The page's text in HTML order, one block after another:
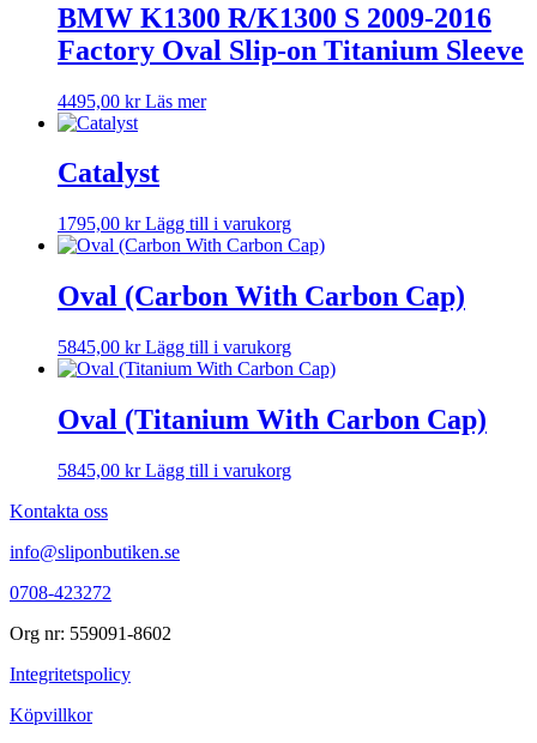
BMW K1300 R/K1300 S 2009-2016
Factory Oval Slip-on Titanium Sleeve
4495,00 kr Läs mer
Catalyst
1795,00 kr Lägg till i varukorg
Oval (Carbon With Carbon Cap)
5845,00 kr Lägg till i varukorg
Oval (Titanium With Carbon Cap)
5845,00 kr Lägg till i varukorg
Kontakta oss
info@sliponbutiken.se
0708-423272
Org nr: 559091-8602
Integritetspolicy
Köpvillkor